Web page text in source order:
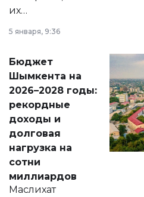
их
принести
народу
Венесуэлы.
5 января, 9:36
Бюджет
Шымкента на
2026–2028 годы:
рекордные
доходы и
долговая
нагрузка на
сотни
миллиардов
Маслихат